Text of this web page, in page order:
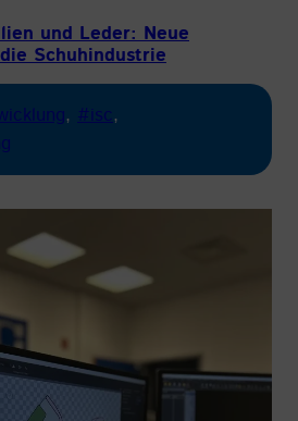
und Leder: Neue
Schuhindustrie
, #isc